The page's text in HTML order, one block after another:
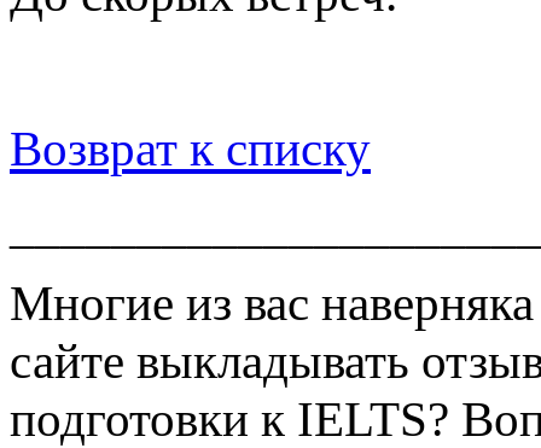
Возврат к списку
Многие из вас
сайте выкладывать
подготовки к IELTS?